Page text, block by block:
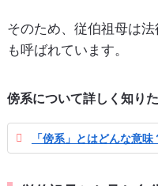
そのため、従伯祖母は
も呼ばれています。
傍系について詳しく知り
「傍系」とはどんな意